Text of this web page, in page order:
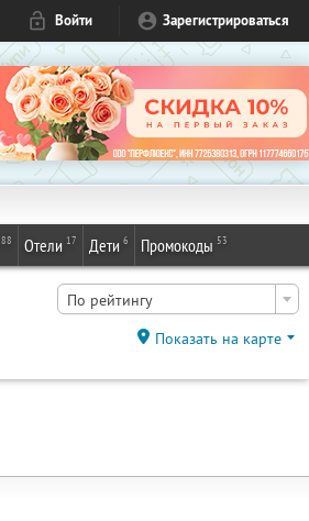
Войти Зарегистрироваться
88 Отели 17 Дети 6 Промокоды 53
По рейтингу
Показать на карте